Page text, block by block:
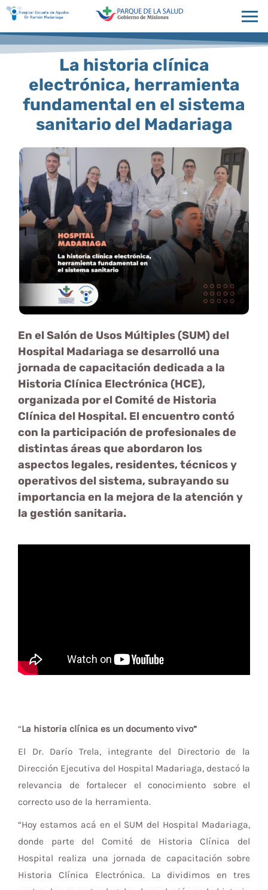
La historia clínica
electrónica, herramienta
fundamental en el sistema
sanitario del Madariaga
En el Salón de Usos Múltiples (SUM) del
Hospital Madariaga se desarrolló una
jornada de capacitación dedicada a la
Historia Clínica Electrónica (HCE),
organizada por el Comité de Historia
Clínica del Hospital. El encuentro contó
con la participación de profesionales de
distintas áreas que abordaron los
aspectos legales, residentes, técnicos y
operativos del sistema, subrayando su
importancia en la mejora de la atención y
la gestión sanitaria.
“La historia clínica es un documento vivo”
El Dr. Darío Trela, integrante del Directorio de la
Dirección Ejecutiva del Hospital Madariaga, destacó la
relevancia de fortalecer el conocimiento sobre el
correcto uso de la herramienta.
“Hoy estamos acá en el SUM del Hospital Madariaga,
donde parte del Comité de Historia Clínica del
Hospital realiza una jornada de capacitación sobre
Historia Clínica Electrónica. La dividimos en tres